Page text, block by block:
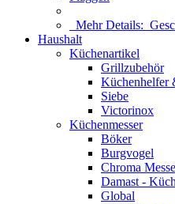
Mehr Details:
Haushalt
Küchenartikel
Grillzubehör
Küchenhelfer
Siebe
Victorinox
Küchenmesser
Böker
Burgvogel
Chroma
Damast -
Global